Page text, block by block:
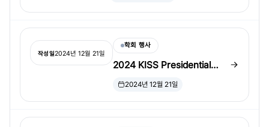
작성일2024년 12월 21일
학회 행사
2024 KISS Presidential
Election 결과
2024년 12월 21일